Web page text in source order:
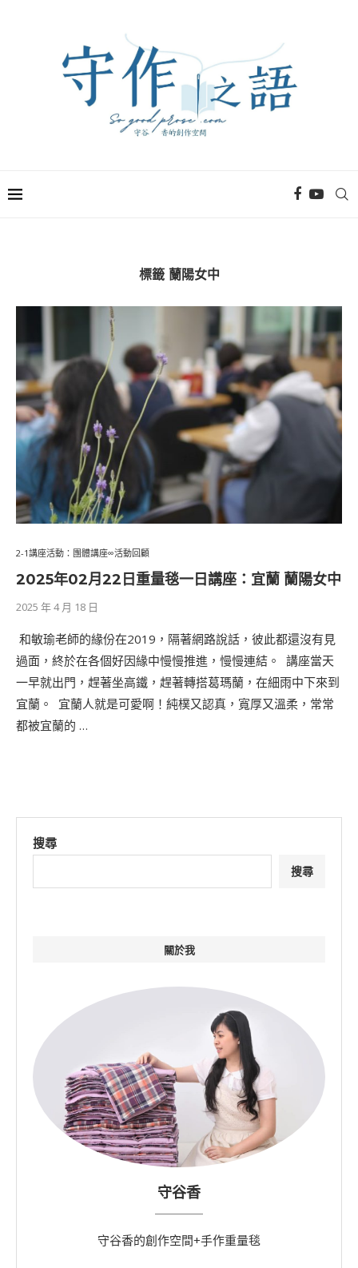
標籤 蘭陽女中
2-1講座活動：團體講座∞活動回顧
2025年02⽉22⽇重量毯一日講座：宜蘭 蘭陽女中
2025 年 4 月 18 日
​ 和敏瑜老師的緣份在2019，隔著網路說話，彼此都還沒有見
過面，終於在各個好因緣中慢慢推進，慢慢連結。 ​ 講座當天
一早就出門，趕著坐高鐵，趕著轉搭葛瑪蘭，在細雨中下來到
宜蘭。 ​ 宜蘭人就是可愛啊！純樸又認真，寬厚又溫柔，常常
都被宜蘭的 …
搜尋
搜尋
關於我
守谷香
守谷香的創作空間+手作重量毯